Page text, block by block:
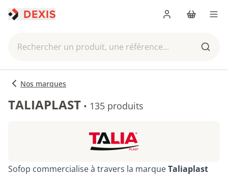
Rechercher un produit, une référence...
Panier
Nos marques
TALIAPLAST • 135 produits
Sofop commercialise à travers la marqueTaliaplast